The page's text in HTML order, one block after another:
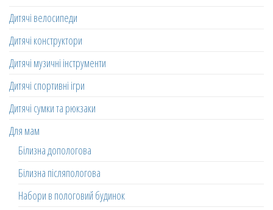
Дитячі велосипеди
Дитячі конструктори
Дитячі музичні інструменти
Дитячі спортивні ігри
Дитячі сумки та рюкзаки
Для мам
Білизна допологова
Білизна післяпологова
Набори в пологовий будинок